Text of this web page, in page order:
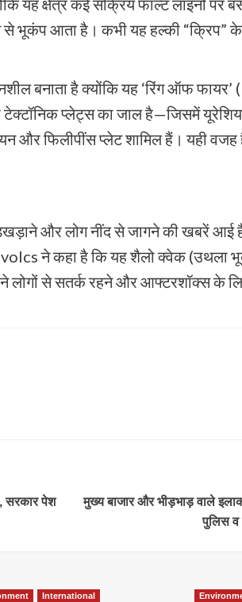
यह क्षेत्र कई सक्रिय फॉल्ट लाइनों पर
से भूकंप आता है। कभी यह हल्की “क्रिप” के
बनाता है क्योंकि यह ‘रिंग ऑफ
टेक्टॉनिक प्लेट्स का जाल है—जिसमें
और फिलीपींस प्लेट शामिल हैं। यही वजह
और लोग नींद से जागने की खबरें आई
ने कहा है कि यह शैलो क्वेक (उथला
से सतर्क रहने और आफ्टरशॉक्स के
सरकार पेश
मुख्य बाजार और भीड़भाड़ वाले
पुलिस व
International